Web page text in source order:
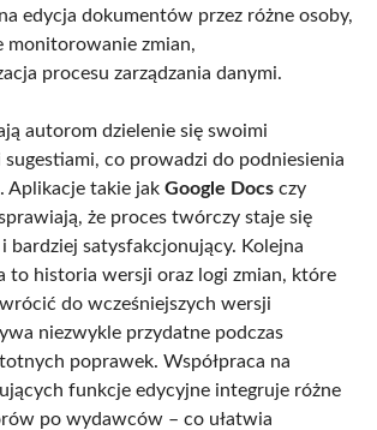
edycja dokumentów przez różne osoby,
monitorowanie zmian,
procesu zarządzania danymi.
autorom dzielenie się swoimi
sugestiami, co prowadzi do podniesienia
Aplikacje takie jak Google Docs czy
że proces twórczy staje się
bardziej satysfakcjonujący. Kolejna
to historia wersji oraz logi zmian, które
do wcześniejszych wersji
niezwykle przydatne podczas
poprawek. Współpraca na
funkcje edycyjne integruje różne
po wydawców – co ułatwia